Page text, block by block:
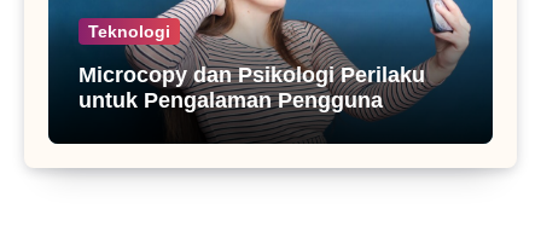
Teknologi
Microcopy dan Psikologi Perilaku
untuk Pengalaman Pengguna